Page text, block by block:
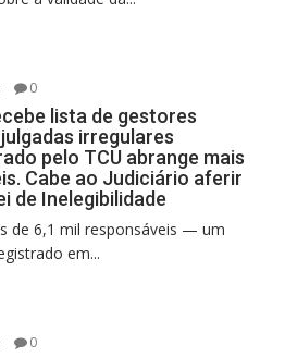
0
lista de gestores
irregulares
pelo TCU abrange mais
Cabe ao Judiciário aferir
de Inelegibilidade
de 6,1 mil responsáveis — um
em...
0